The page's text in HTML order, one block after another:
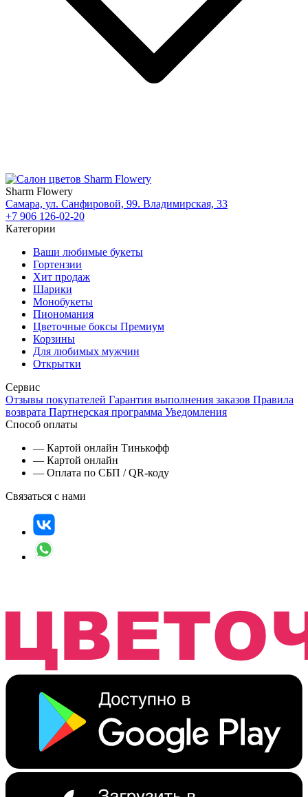
Sharm Flowery
Самара, ул. Санфировой, 99. Владимирская, 33
+7 906 126-02-20
Категории
Ваши любимые букеты
Гортензии
Хит продаж
Шарики
Монобукеты
Пиономания
Цветочные боксы Премиум
Корзины
Для любимых мужчин
Открытки
Сервис
Отзывы покупателей Гарантия выполнения заказов Правила
возврата Партнерская программа Уведомления
Способ оплаты
— Картой онлайн Тинькофф
— Картой онлайн
— Оплата по СБП / QR-коду
Связаться с нами